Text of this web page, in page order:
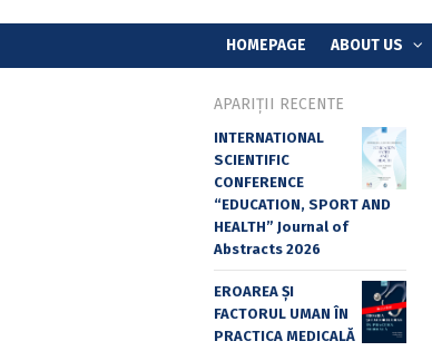
HOMEPAGE ABOUT US
APARIȚII RECENTE
INTERNATIONAL
SCIENTIFIC
CONFERENCE
“EDUCATION, SPORT AND
HEALTH” Journal of
Abstracts 2026
EROAREA ȘI
FACTORUL UMAN ÎN
PRACTICA MEDICALĂ